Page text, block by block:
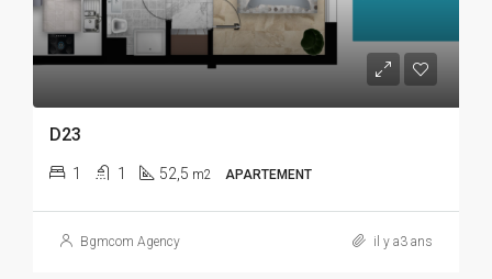
D23
1 1 52,5 m2 APARTEMENT
Bgmcom Agency il y a3 ans